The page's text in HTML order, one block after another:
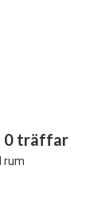
0 träffar
rum